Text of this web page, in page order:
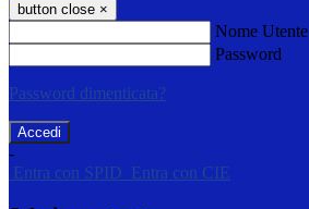
button close ×
Nome Utente
Password
Password dimenticata?
-
Entra con SPID
Entra con CIE